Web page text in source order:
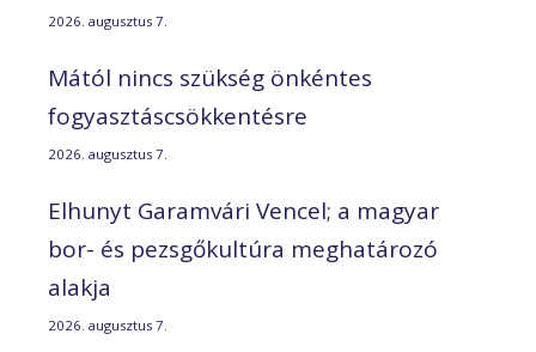
2026. augusztus 7.
Mától nincs szükség önkéntes
fogyasztáscsökkentésre
2026. augusztus 7.
Elhunyt Garamvári Vencel; a magyar
bor- és pezsgőkultúra meghatározó
alakja
2026. augusztus 7.